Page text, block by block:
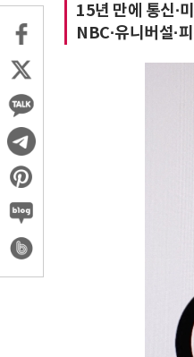
15년 만에 통신·
NBC·유니버설·